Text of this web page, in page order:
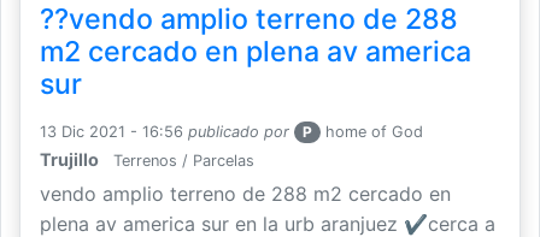
??vendo amplio terreno de 288
m2 cercado en plena av america
sur
13 Dic 2021 - 16:56 publicado por P home of God
Trujillo Terrenos / Parcelas
vendo amplio terreno de 288 m2 cercado en
plena av america sur en la urb aranjuez ✔cerca a